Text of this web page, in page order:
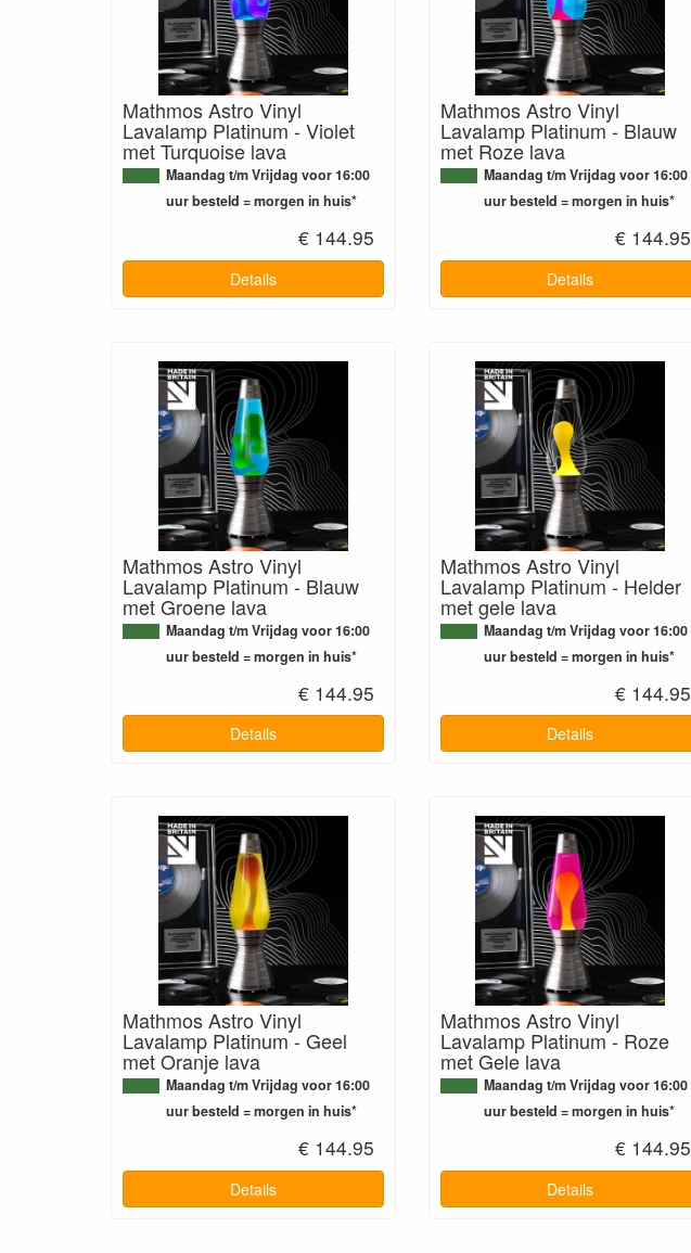
Mathmos Astro Vinyl
Lavalamp Platinum - Violet
met Turquoise lava
Maandag t/m Vrijdag voor 16:00
uur besteld = morgen in huis*
€ 144.95
Details
Mathmos Astro Vinyl
Lavalamp Platinum - Blauw
met Roze lava
Maandag t/m Vrijdag voor 16:00
uur besteld = morgen in huis*
€ 144.95
Details
Mathmos Astro Vinyl
Lavalamp Platinum - Blauw
met Groene lava
Maandag t/m Vrijdag voor 16:00
uur besteld = morgen in huis*
€ 144.95
Details
Mathmos Astro Vinyl
Lavalamp Platinum - Helder
met gele lava
Maandag t/m Vrijdag voor 16:00
uur besteld = morgen in huis*
€ 144.95
Details
Mathmos Astro Vinyl
Lavalamp Platinum - Geel
met Oranje lava
Maandag t/m Vrijdag voor 16:00
uur besteld = morgen in huis*
€ 144.95
Details
Mathmos Astro Vinyl
Lavalamp Platinum - Roze
met Gele lava
Maandag t/m Vrijdag voor 16:00
uur besteld = morgen in huis*
€ 144.95
Details